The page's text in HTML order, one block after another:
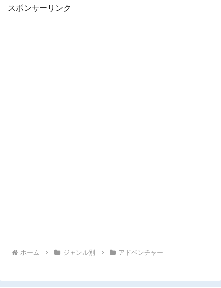
スポンサーリンク
ホーム ジャンル別 アドベンチャー